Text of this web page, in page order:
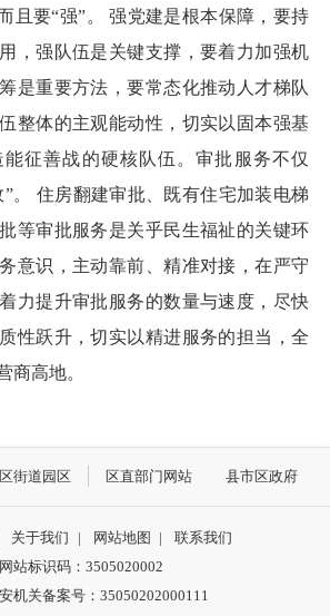
且要“强”。 强党建是根本保障，要持
，强队伍是关键支撑，要着力加强机
是重要方法，要常态化推动人才梯队
整体的主观能动性，切实以固本强基
征善战的硬核队伍。审批服务不仅
”。 住房翻建审批、既有住宅加装电梯
等审批服务是关乎民生福祉的关键环
意识，主动靠前、精准对接，在严守
力提升审批服务的数量与速度，尽快
性跃升，切实以精进服务的担当，全
商高地。
街道园区 区直部门网站 县市区政府
关于我们 | 网站地图 |
联系我们
网站标识码：3505020002
机关备案号：35050202000111